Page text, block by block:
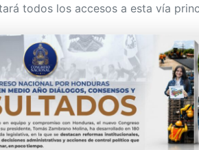
todos los accesos a esta vía